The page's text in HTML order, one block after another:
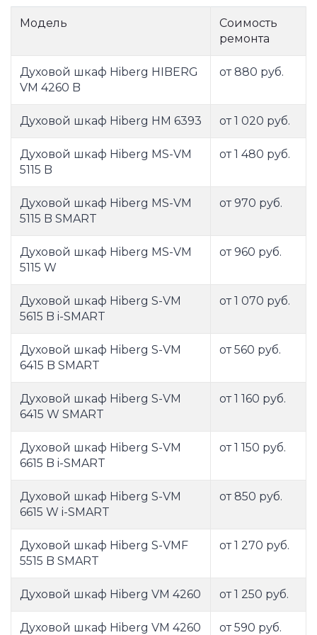
Модель
Соимость
ремонта
Духовой шкаф Hiberg HIBERG
VM 4260 B
от 880 руб.
Духовой шкаф Hiberg HM 6393 от 1 020 руб.
Духовой шкаф Hiberg MS-VM
5115 B
от 1 480 руб.
Духовой шкаф Hiberg MS-VM
5115 B SMART
от 970 руб.
Духовой шкаф Hiberg MS-VM
5115 W
от 960 руб.
Духовой шкаф Hiberg S-VM
5615 B i-SMART
от 1 070 руб.
Духовой шкаф Hiberg S-VM
6415 B SMART
от 560 руб.
Духовой шкаф Hiberg S-VM
6415 W SMART
от 1 160 руб.
Духовой шкаф Hiberg S-VM
6615 B i-SMART
от 1 150 руб.
Духовой шкаф Hiberg S-VM
6615 W i-SMART
от 850 руб.
Духовой шкаф Hiberg S-VMF
5515 B SMART
от 1 270 руб.
Духовой шкаф Hiberg VM 4260 от 1 250 руб.
Духовой шкаф Hiberg VM 4260 от 590 руб.